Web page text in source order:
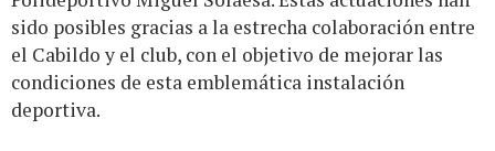
sido posibles gracias a la estrecha colaboración entre
el Cabildo y el club, con el objetivo de mejorar las
condiciones de esta emblemática instalación
deportiva.